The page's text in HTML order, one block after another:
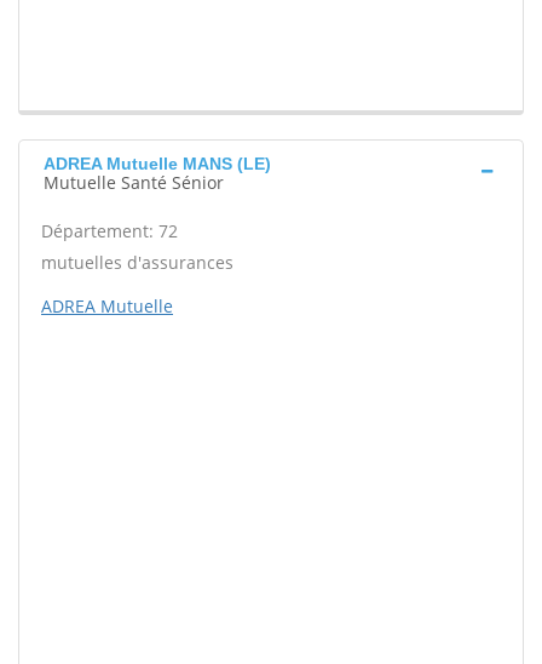
ADREA Mutuelle MANS (LE)
Mutuelle Santé Sénior
Département: 72
mutuelles d'assurances
ADREA Mutuelle